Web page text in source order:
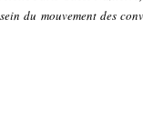
du mouvement des